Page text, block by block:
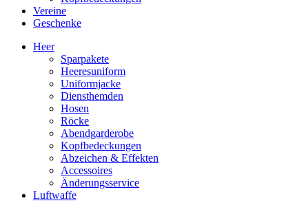
Vereine
Geschenke
Heer
Sparpakete
Heeresuniform
Uniformjacke
Diensthemden
Hosen
Röcke
Abendgarderobe
Kopfbedeckungen
Abzeichen & Effekten
Accessoires
Änderungsservice
Luftwaffe